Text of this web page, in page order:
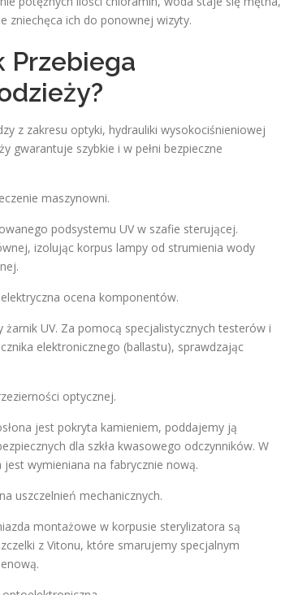
zniechęca ich do ponownej wizyty.
Przebiega
z zakresu optyki, hydrauliki wysokociśnieniowej
gwarantuje szybkie i w pełni bezpieczne
maszynowni.
podsystemu UV w szafie sterującej.
izolując korpus lampy od strumienia wody
ocena komponentów.
UV. Za pomocą specjalistycznych testerów i
elektronicznego (ballastu), sprawdzając
optycznej.
jest pokryta kamieniem, poddajemy ją
dla szkła kwasowego odczynników. W
wymieniana na fabrycznie nową.
uszczelnień mechanicznych.
montażowe w korpusie sterylizatora są
z Vitonu, które smarujemy specjalnym